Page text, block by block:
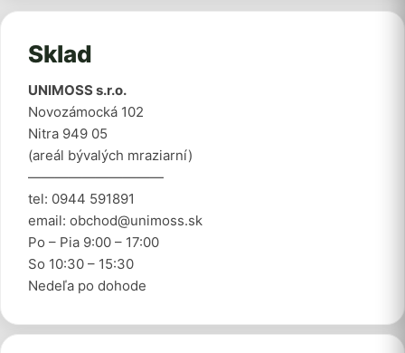
Sklad
UNIMOSS s.r.o.
Novozámocká 102
Nitra 949 05
(areál bývalých mraziarní)
——————————
tel: 0944 591891
email: obchod@unimoss.sk
Po – Pia 9:00 – 17:00
So 10:30 – 15:30
Nedeľa po dohode